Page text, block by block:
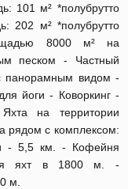
101 м² *полубрутто
202 м² *полубрутто
8000 м² на
песком - Частный
панорамным видом -
йоги - Коворкинг -
на территории
рядом с комплексом:
- 5,5 км. - Кофейня
яхт в 1800 м. -
м.